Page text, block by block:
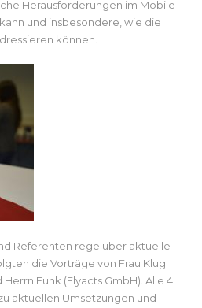
Herausforderungen im Mobile
und insbesondere, wie die
können.
Referenten rege über aktuelle
die Vorträge von Frau Klug
Funk (Flyacts GmbH). Alle 4
aktuellen Umsetzungen und